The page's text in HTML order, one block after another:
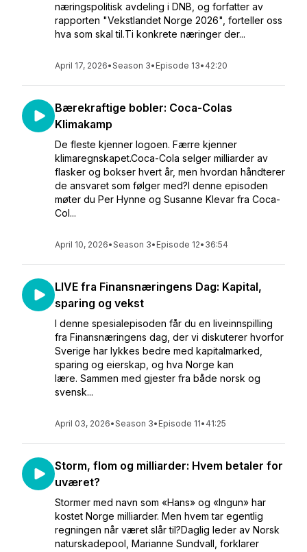
næringspolitisk avdeling i DNB, og forfatter av
rapporten "Vekstlandet Norge 2026", forteller oss
hva som skal til.Ti konkrete næringer der...
April 17, 2026•Season 3• Episode 13• 42:20
Bærekraftige bobler: Coca-Colas
Klimakamp
De fleste kjenner logoen. Færre kjenner
klimaregnskapet.Coca-Cola selger milliarder av
flasker og bokser hvert år, men hvordan håndterer
de ansvaret som følger med?I denne episoden
møter du Per Hynne og Susanne Klevar fra Coca-
Col...
April 10, 2026•Season 3• Episode 12• 36:54
LIVE fra Finansnæringens Dag: Kapital,
sparing og vekst
I denne spesialepisoden får du en liveinnspilling
fra Finansnæringens dag, der vi diskuterer hvorfor
Sverige har lykkes bedre med kapitalmarked,
sparing og eierskap, og hva Norge kan
lære. Sammen med gjester fra både norsk og
svensk...
April 03, 2026•Season 3• Episode 11• 41:25
Storm, flom og milliarder: Hvem betaler for
uværet?
Stormer med navn som «Hans» og «Ingun» har
kostet Norge milliarder. Men hvem tar egentlig
regningen når været slår til?Daglig leder av Norsk
naturskadepool, Marianne Sundvall, forklarer